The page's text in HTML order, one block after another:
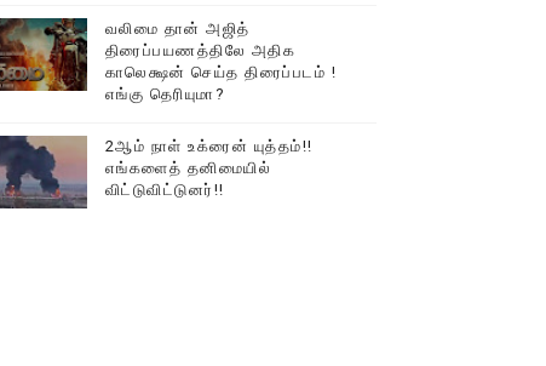
வலிமை தான் அஜித்
திரைப்பயணத்திலே அதிக
காலெக்ஷன் செய்த திரைப்படம் !
எங்கு தெரியுமா?
2ஆம் நாள் உக்ரைன் யுத்தம்!!
எங்களைத் தனிமையில்
விட்டுவிட்டுனர்!!